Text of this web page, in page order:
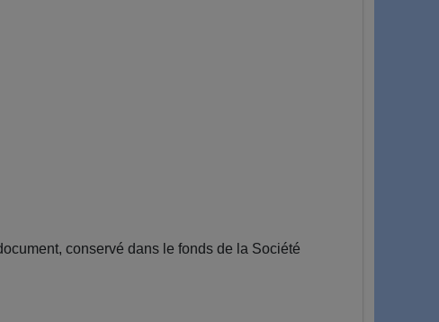
conservé dans le fonds de la Société